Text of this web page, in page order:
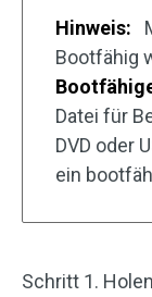
Hinweis:
Bootfähig
Datei für
DVD oder
ein
Schritt 1.